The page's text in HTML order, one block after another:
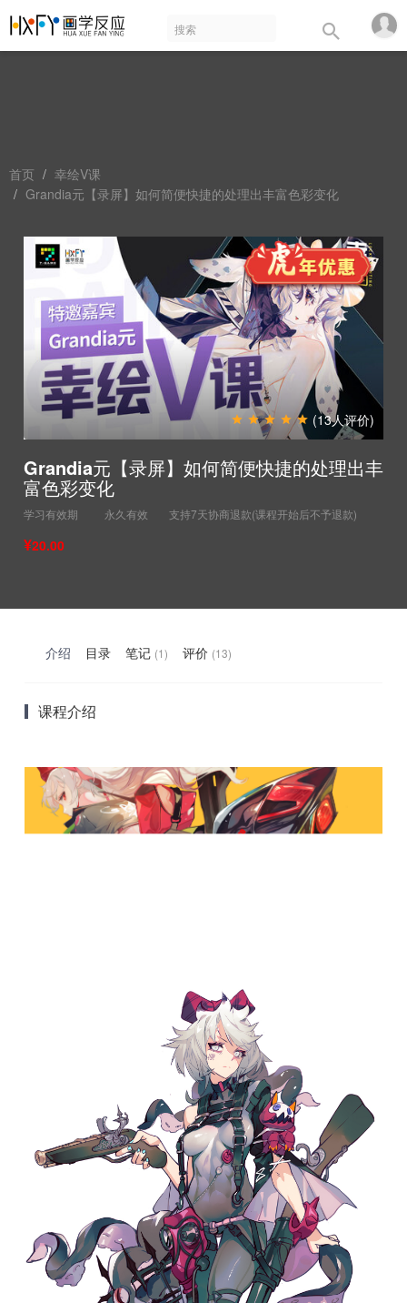
首页
幸绘V课
Grandia元【录屏】如何简便快捷的处理出丰富色彩变化
(13人评价)
Grandia元【录屏】如何简便快捷的处理出丰
富色彩变化
学习有效期 永久有效 支持7天协商退款(课程开始后不予退款)
¥20.00
介绍 目录 笔记 (1) 评价 (13)
课程介绍